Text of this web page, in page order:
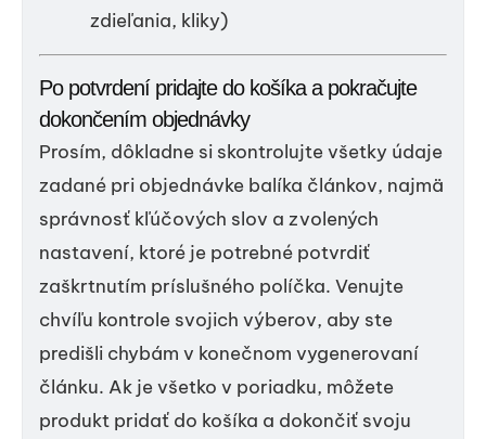
zdieľania, kliky)
Po potvrdení pridajte do košíka a pokračujte
dokončením objednávky
Prosím, dôkladne si skontrolujte všetky údaje
zadané pri objednávke balíka článkov, najmä
správnosť kľúčových slov a zvolených
nastavení, ktoré je potrebné potvrdiť
zaškrtnutím príslušného políčka. Venujte
chvíľu kontrole svojich výberov, aby ste
predišli chybám v konečnom vygenerovaní
článku. Ak je všetko v poriadku, môžete
produkt pridať do košíka a dokončiť svoju